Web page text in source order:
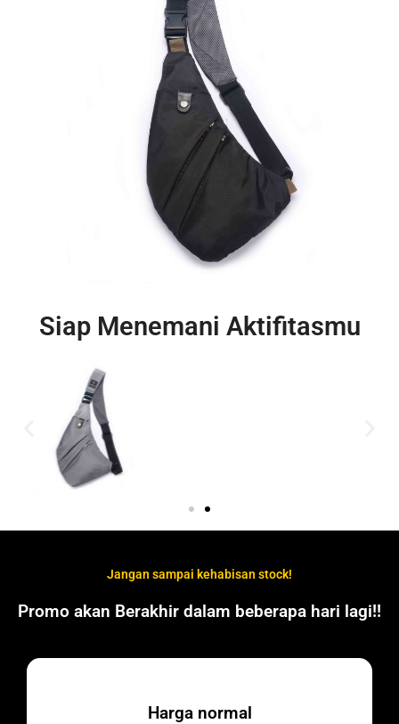
Siap Menemani Aktifitasmu
Jangan sampai kehabisan stock!
Promo akan Berakhir dalam beberapa hari lagi!!
Harga normal